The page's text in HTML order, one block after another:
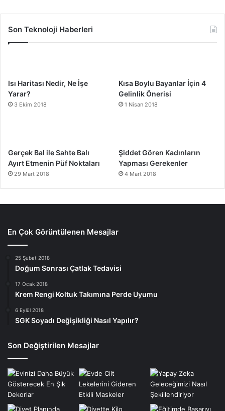
Son Teknoloji Haberleri
Isı Haritası Nedir, Ne İşe
Yarar?
3 Ekim 2018
Kısa Boylu Bayanlar İçin 4
Gelinlik Önerisi
1 Nisan 2018
Gerçek Bal ile Sahte Balı
Ayırt Etmenin Püf Noktaları
29 Mart 2018
Şiddet Gören Kadınların
Yapması Gerekenler
4 Mart 2018
En Çok Görüntülenen Mesajlar
25 Şubat 2018
Doğum Sonrası Çatlak Tedavisi
17 Ocak 2018
Krem Rengi Koltuk Takımına Perde Uyumu
6 Eylül 2018
SGK Soyadı Değişikliği Nasıl Yapılır?
Son Değiştirilen Mesajlar